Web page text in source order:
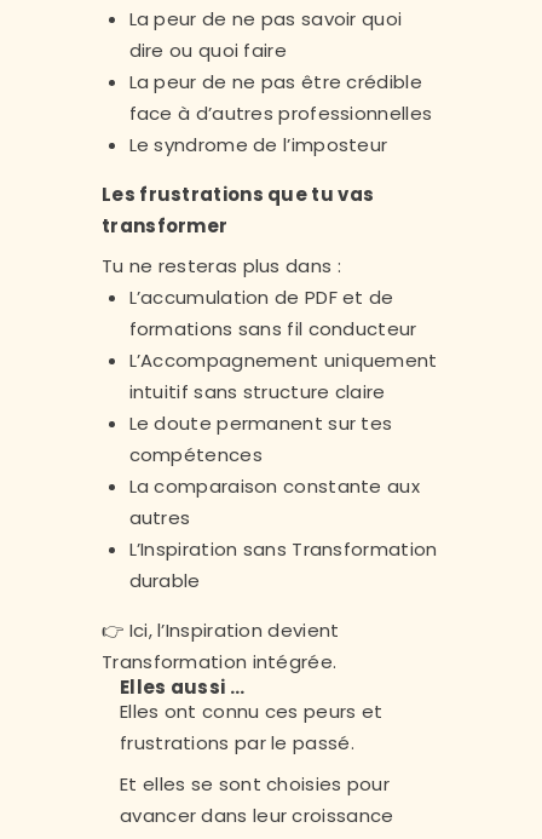
La peur de ne pas savoir quoi
dire ou quoi faire
La peur de ne pas être crédible
face à d’autres professionnelles
Le syndrome de l’imposteur
Les frustrations que tu vas
transformer
Tu ne resteras plus dans :
L’accumulation de PDF et de
formations sans fil conducteur
L’Accompagnement uniquement
intuitif sans structure claire
Le doute permanent sur tes
compétences
La comparaison constante aux
autres
L’Inspiration sans Transformation
durable
👉 Ici, l’Inspiration devient
Transformation intégrée.
Elles aussi …
Elles ont connu ces peurs et
frustrations par le passé.
Et elles se sont choisies pour
avancer dans leur croissance